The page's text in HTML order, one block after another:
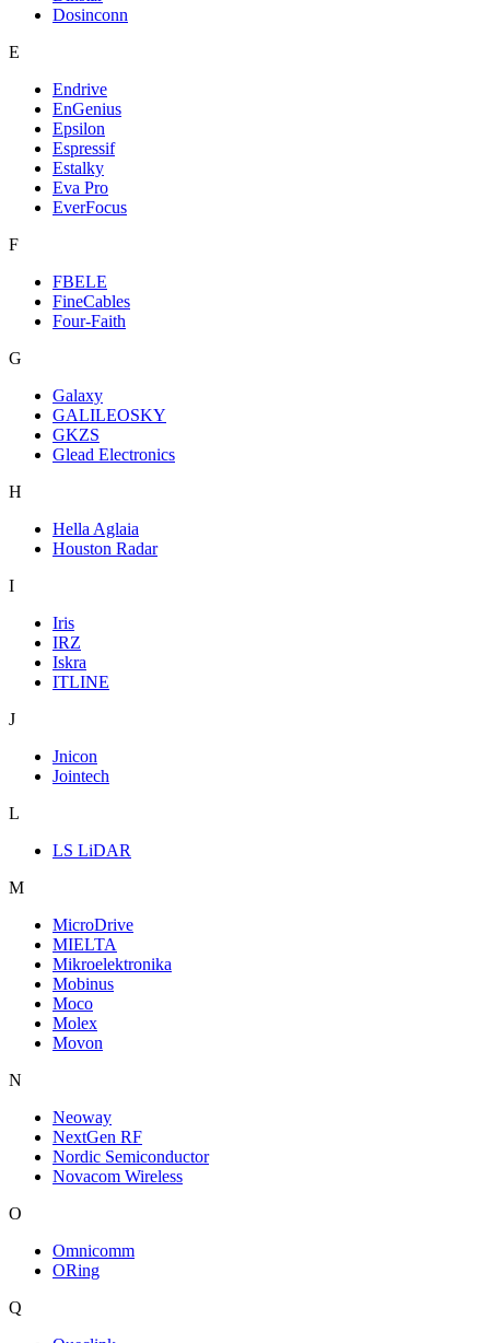
Dosinconn
E
Endrive
EnGenius
Epsilon
Espressif
Estalky
Eva Pro
EverFocus
F
FBELE
FineCables
Four-Faith
G
Galaxy
GALILEOSKY
GKZS
Glead Electronics
H
Hella Aglaia
Houston Radar
I
Iris
IRZ
Iskra
ITLINE
J
Jnicon
Jointech
L
LS LiDAR
M
MicroDrive
MIELTA
Mikroelektronika
Mobinus
Moco
Molex
Movon
N
Neoway
NextGen RF
Nordic Semiconductor
Novacom Wireless
O
Omnicomm
ORing
Q